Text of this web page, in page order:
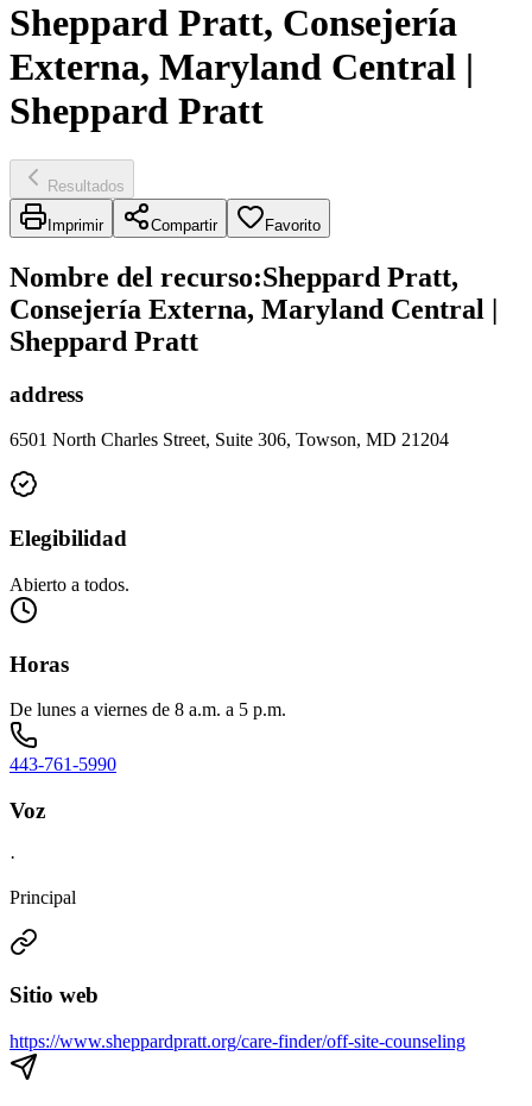
Sheppard Pratt, Consejería
Externa, Maryland Central |
Sheppard Pratt
Resultados
Imprimir Compartir Favorito
Nombre del recurso:Sheppard Pratt,
Consejería Externa, Maryland Central |
Sheppard Pratt
address
6501 North Charles Street, Suite 306, Towson, MD 21204
Elegibilidad
Abierto a todos.
Horas
De lunes a viernes de 8 a.m. a 5 p.m.
443-761-5990
Voz
·
Principal
Sitio web
https://www.sheppardpratt.org/care-finder/off-site-counseling